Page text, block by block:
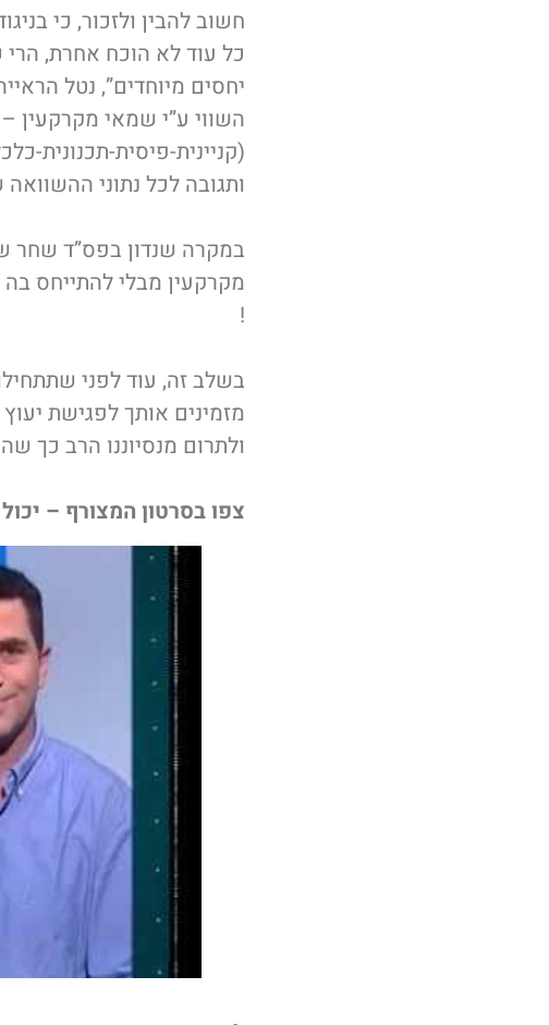
חשוב להבין ולזכור, כי
כל עוד לא הוכח אחרת,
יחסים מיוחדים”, נטל
השווי ע”י שמאי מקרקעין
(קניינית-פיסית-תכנונית-
ותגובה לכל נתוני
במקרה שנדון בפס”ד שחר
מקרקעין מבלי להתייחס
!
בשלב זה, עוד לפני
מזמינים אותך לפגישת
ולתרום מנסיוננו הרב כך
צפו בסרטון המצורף –